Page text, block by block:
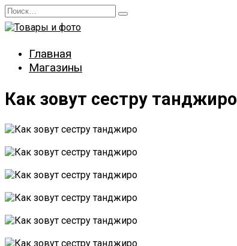
Перейти
к
содержанию
Search
for:
Главная
Магазины
Как зовут сестру танджиро